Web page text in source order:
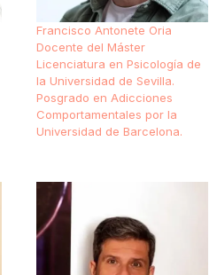
Francisco Antonete Oria
Docente del Máster
Licenciatura en Psicología de
la Universidad de Sevilla.
Posgrado en Adicciones
Comportamentales por la
Universidad de Barcelona.